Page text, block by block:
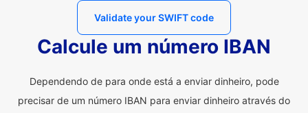
Validate your SWIFT code
Calcule um número IBAN
Dependendo de para onde está a enviar dinheiro, pode
precisar de um número IBAN para enviar dinheiro através do